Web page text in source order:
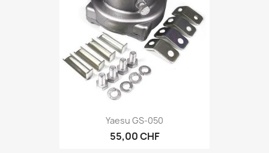
Yaesu GS-050
55,00 CHF